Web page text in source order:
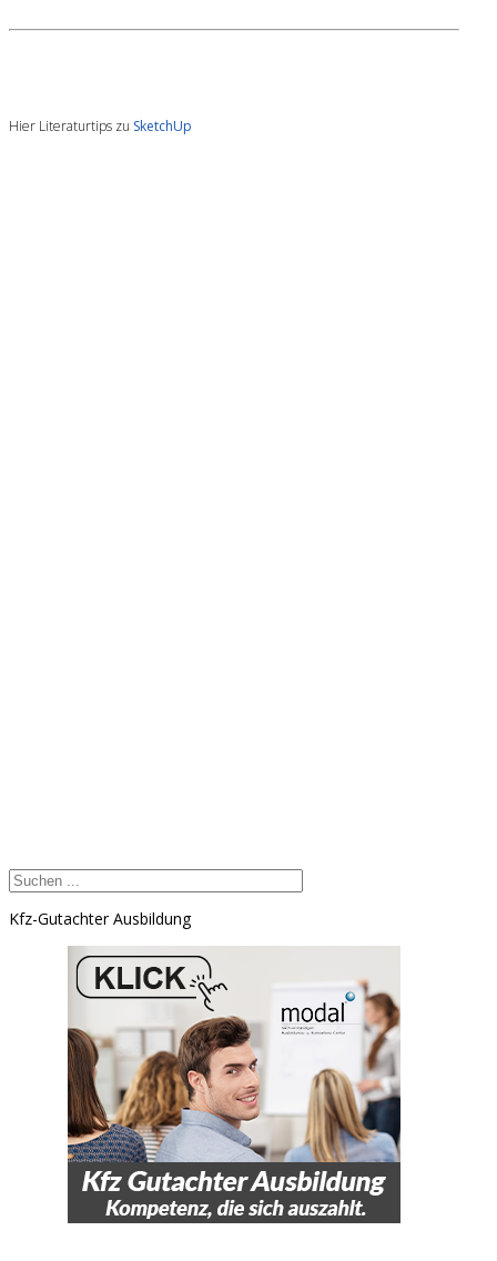
Hier Literaturtips zu SketchUp
Kfz-Gutachter Ausbildung